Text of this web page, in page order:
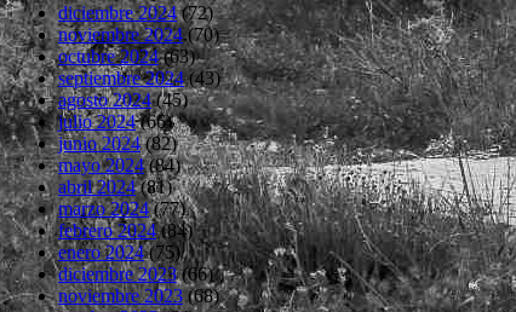
diciembre 2024(72)
noviembre 2024(70)
octubre 2024(63)
septiembre 2024(43)
agosto 2024(45)
julio 2024(66)
junio 2024(82)
mayo 2024(84)
abril 2024(81)
marzo 2024(77)
febrero 2024(84)
enero 2024(75)
diciembre 2023(66)
noviembre 2023(68)